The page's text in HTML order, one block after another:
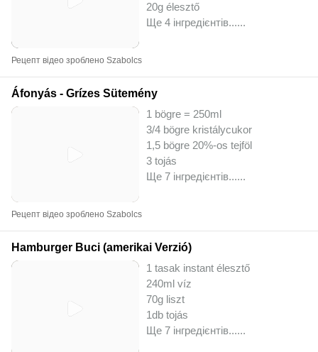
20g élesztő
Ще 4 інгредієнтів......
Рецепт відео зроблено Szabolcs
Áfonyás - Grízes Sütemény
1 bögre = 250ml
3/4 bögre kristálycukor
1,5 bögre 20%-os tejföl
3 tojás
Ще 7 інгредієнтів......
Рецепт відео зроблено Szabolcs
Hamburger Buci (amerikai Verzió)
1 tasak instant élesztő
240ml víz
70g liszt
1db tojás
Ще 7 інгредієнтів......